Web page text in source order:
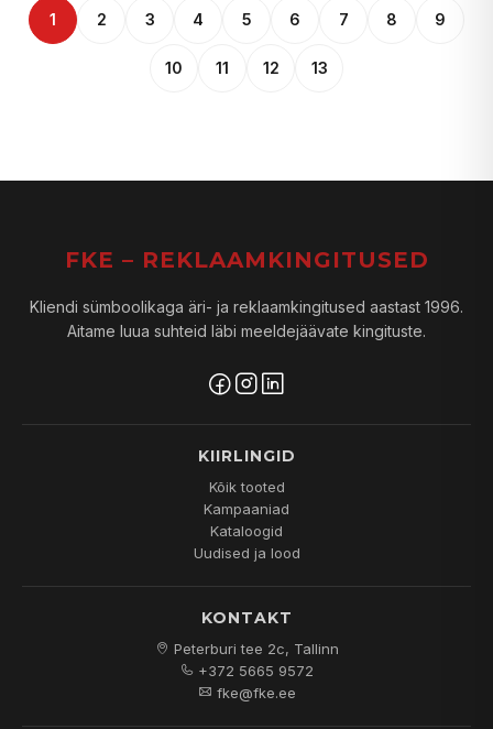
1 2 3 4 5 6 7 8 9
10 11 12 13
FKE – REKLAAMKINGITUSED
Kliendi sümboolikaga äri- ja reklaamkingitused aastast 1996.
Aitame luua suhteid läbi meeldejäävate kingituste.
KIIRLINGID
Kõik tooted
Kampaaniad
Kataloogid
Uudised ja lood
KONTAKT
Peterburi tee 2c, Tallinn
+372 5665 9572
fke@fke.ee